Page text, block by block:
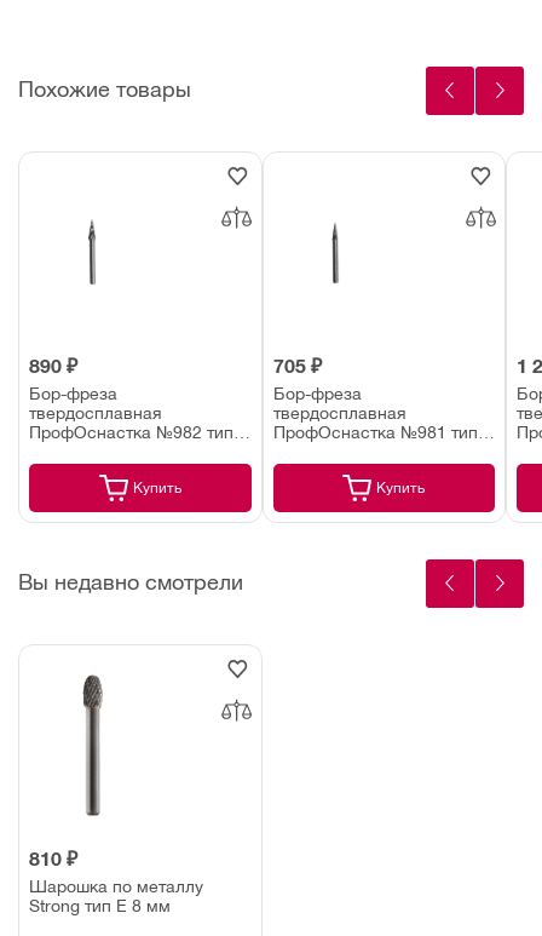
Похожие товары
890 ₽
Бор-фреза
твердосплавная
ПрофОснастка №982 тип
мм (по алюминию)
Купить
705 ₽
Бор-фреза
твердосплавная
ПрофОснастка №981 тип
мм (по алюминию)
Купить
1
мм
Вы недавно смотрели
810 ₽
Шарошка по металлу
Strong тип E 8 мм